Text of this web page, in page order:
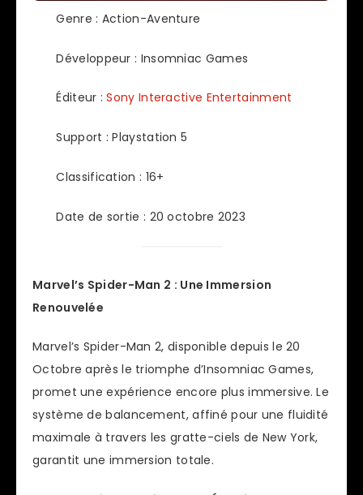
Genre : Action-Aventure
Développeur : Insomniac Games
Éditeur :Sony Interactive Entertainment
Support : Playstation 5
Classification : 16+
Date de sortie : 20 octobre 2023
Marvel’s Spider-Man 2 : Une Immersion
Renouvelée
Marvel’s Spider-Man 2, disponible depuis le 20
Octobre après le triomphe d’Insomniac Games,
promet une expérience encore plus immersive. Le
système de balancement, affiné pour une fluidité
maximale à travers les gratte-ciels de New York,
garantit une immersion totale.